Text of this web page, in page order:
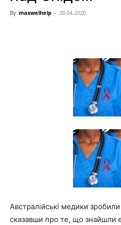
By maxwelhelp - 20.04.2020
Австралійські медики
сказавши про те, що знайшли